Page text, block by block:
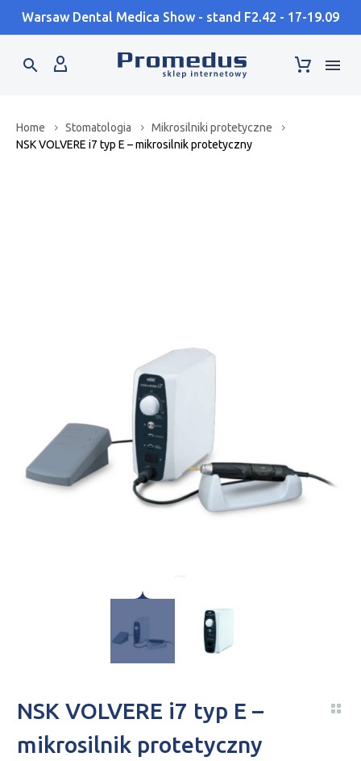
Warsaw Dental Medica Show - stand F2.42 - 17-19.09
Home Stomatologia
Mikrosilniki protetyczne
NSK VOLVERE i7 typ E – mikrosilnik protetyczny
NSK VOLVERE i7 typ E –
mikrosilnik protetyczny